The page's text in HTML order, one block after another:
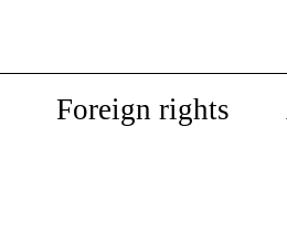
Foreign rights